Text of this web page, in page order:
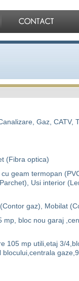
Gaz, CATV,
(Fibra optica)
geam termopan
Usi interior
gaz), Mobilat
mp, bloc nou garaj
105 mp utili,etaj 3/